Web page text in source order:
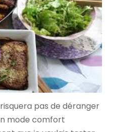
pas de déranger
mode comfort